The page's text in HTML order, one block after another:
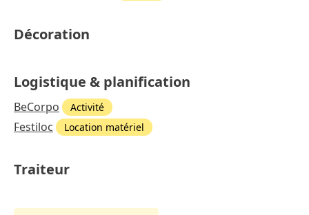
Décoration
Logistique & planification
BeCorpo Activité
Festiloc Location matériel
Traiteur